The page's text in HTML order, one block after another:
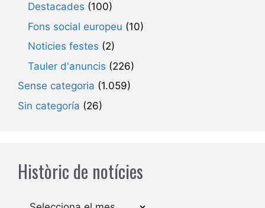
Destacades (100)
Fons social europeu (10)
Noticies festes (2)
Tauler d'anuncis (226)
Sense categoria (1.059)
Sin categoría (26)
Històric de notícies
Arxius